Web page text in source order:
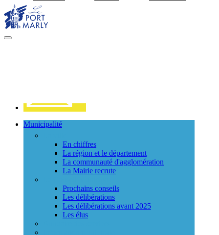
MENU
Municipalité
En chiffres
La région et le département
La communauté d'agglomération
La Mairie recrute
Prochains conseils
Les délibérations
Les délibérations avant 2025
Les élus